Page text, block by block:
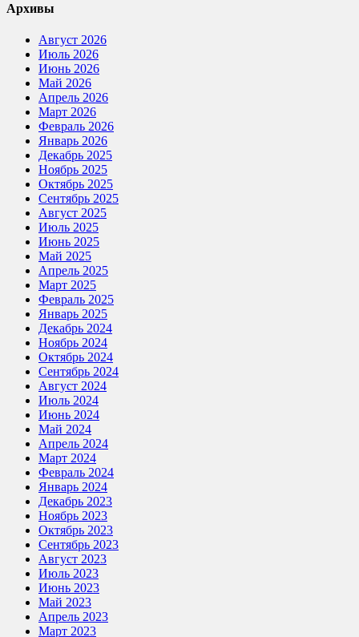
Архивы
Август 2026
Июль 2026
Июнь 2026
Май 2026
Апрель 2026
Март 2026
Февраль 2026
Январь 2026
Декабрь 2025
Ноябрь 2025
Октябрь 2025
Сентябрь 2025
Август 2025
Июль 2025
Июнь 2025
Май 2025
Апрель 2025
Март 2025
Февраль 2025
Январь 2025
Декабрь 2024
Ноябрь 2024
Октябрь 2024
Сентябрь 2024
Август 2024
Июль 2024
Июнь 2024
Май 2024
Апрель 2024
Март 2024
Февраль 2024
Январь 2024
Декабрь 2023
Ноябрь 2023
Октябрь 2023
Сентябрь 2023
Август 2023
Июль 2023
Июнь 2023
Май 2023
Апрель 2023
Март 2023